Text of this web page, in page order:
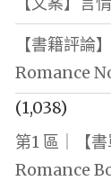
【書籍評論
Romance
(1,038)
第1 區｜【
Romance